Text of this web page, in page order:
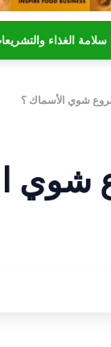
سلامة الغذاء
شوي الأسماك ؟
شوي